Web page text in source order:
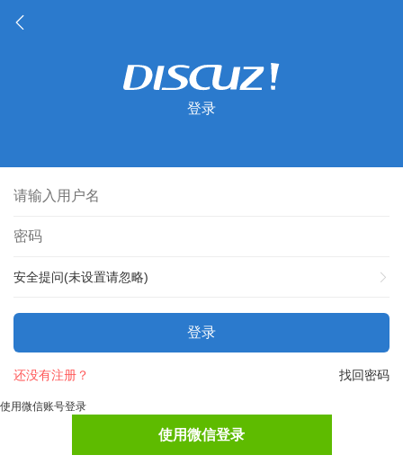
登录
安全提问(未设置请忽略)
登录
找回密码
还没有注册？
使用微信账号登录
使用微信登录